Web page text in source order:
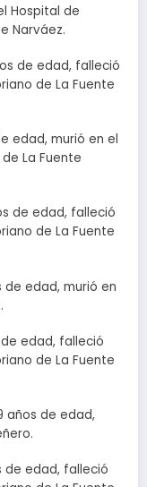
Hospital de
Narváez.
de edad, falleció
de La Fuente
edad, murió en el
La Fuente
de edad, falleció
de La Fuente
de edad, murió en
edad, falleció
de La Fuente
años de edad,
de edad, falleció